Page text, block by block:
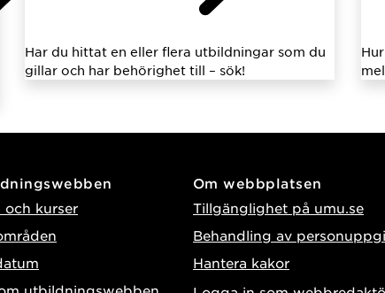
Har du hittat en eller flera utbildningar som du
gillar och har behörighet till – sök!
och kurser
Om webbplatsen
Tillgänglighet på umu.se
Behandling av
Hantera kakor